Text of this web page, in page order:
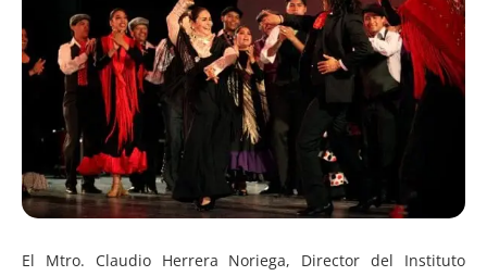
El Mtro. Claudio Herrera Noriega, Director del Instituto